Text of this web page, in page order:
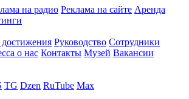
на радио Реклама на сайте Аренда
Руководство Сотрудники
о нас Контакты Музей Вакансии
TG Dzen RuTube Max